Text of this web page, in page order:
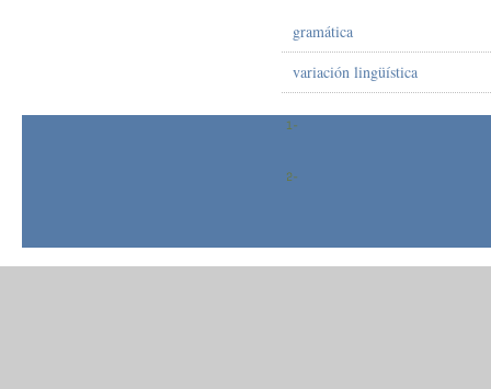
gramática
variación lingüística